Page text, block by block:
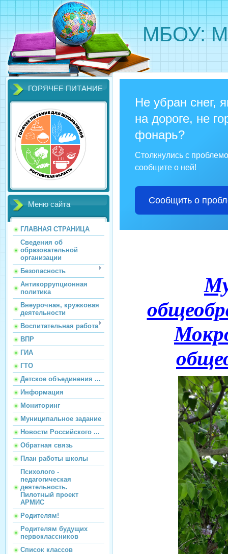
МБОУ:
ГОРЯЧЕЕ ПИТАНИЕ
Меню сайта
ГЛАВНАЯ СТРАНИЦА
Сведения об
образовательной
организации
Безопасность
Антикоррупционная
политика
Внеурочная, кружковая
деятельности
Воспитательная работа
ВПР
ГИА
ГТО
Детское объединения ...
Информация
Мониторинг
Муниципальное задание
Новости Российского ...
Обратная связь
План работы школы
Психолого -
педагогическая
деятельность.
Пилотный проект
АРМИС
Родителям!
Родителям будущих
первоклассников
Список классов
Не убран снег,
на дороге, не
фонарь?
Столкнулись с
сообщите о ней!
Сообщить о